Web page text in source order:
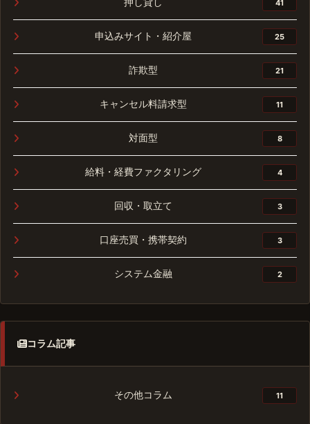
41
申込みサイト・紹介屋 25
詐欺型 21
キャンセル料請求型 11
対面型 8
給料・経費ファクタリング 4
回収・取立て 3
口座売買・携帯契約 3
システム金融 2
コラム記事
その他コラム 11